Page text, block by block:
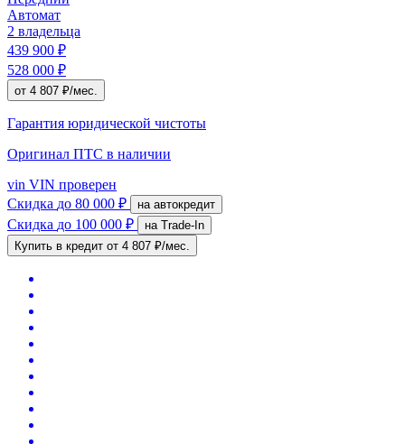
Автомат
2 владельца
439 900 ₽
528 000 ₽
от 4 807 ₽/мес.
Гарантия юридической чистоты
Оригинал ПТС в наличии
vin VIN проверен
Скидка до 80 000 ₽ на автокредит
Скидка до 100 000 ₽
на Trade-In
Купить в кредит от 4 807 ₽/мес.